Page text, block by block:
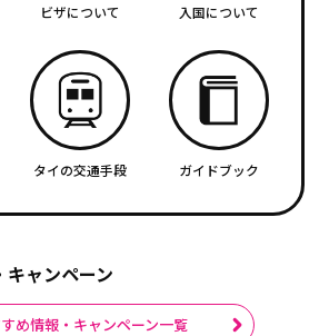
ビザについて 入国について
タイの交通手段 ガイドブック
キャンペーン
め情報・キャンペーン一覧